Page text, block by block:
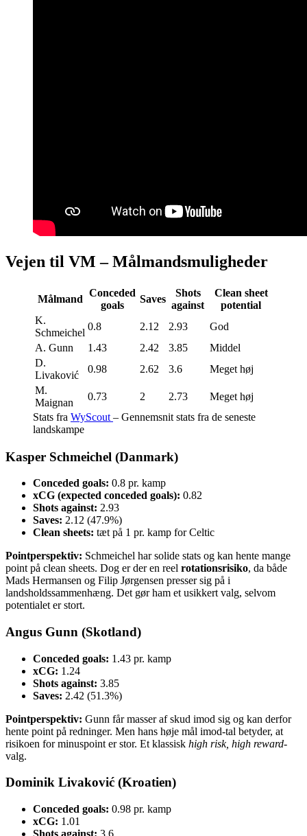
Vejen til VM – Målmandsmuligheder
Målmand
Conceded
goals
Saves
Shots
against
Clean sheet
potential
K.
Schmeichel
0.8 2.12 2.93
God
A. Gunn
1.43 2.42 3.85
Middel
D.
Livaković
0.98 2.62 3.6
Meget høj
M.
Maignan
0.73 2 2.73
Meget høj
Stats fra WyScout – Gennemsnit stats fra de seneste
landskampe
Kasper Schmeichel (Danmark)
Conceded goals: 0.8 pr. kamp
xCG (expected conceded goals): 0.82
Shots against: 2.93
Saves: 2.12 (47.9%)
Clean sheets: tæt på 1 pr. kamp for Celtic
Pointperspektiv: Schmeichel har solide stats og kan hente mange
point på clean sheets. Dog er der en reel rotationsrisiko, da både
Mads Hermansen og Filip Jørgensen presser sig på i
landsholdssammenhæng. Det gør ham et usikkert valg, selvom
potentialet er stort.
Angus Gunn (Skotland)
Conceded goals: 1.43 pr. kamp
xCG: 1.24
Shots against: 3.85
Saves: 2.42 (51.3%)
Pointperspektiv: Gunn får masser af skud imod sig og kan derfor
hente point på redninger. Men hans høje mål imod-tal betyder, at
risikoen for minuspoint er stor. Et klassisk high risk, high reward-
valg.
Dominik Livaković (Kroatien)
Conceded goals: 0.98 pr. kamp
xCG: 1.01
Shots against: 3.6